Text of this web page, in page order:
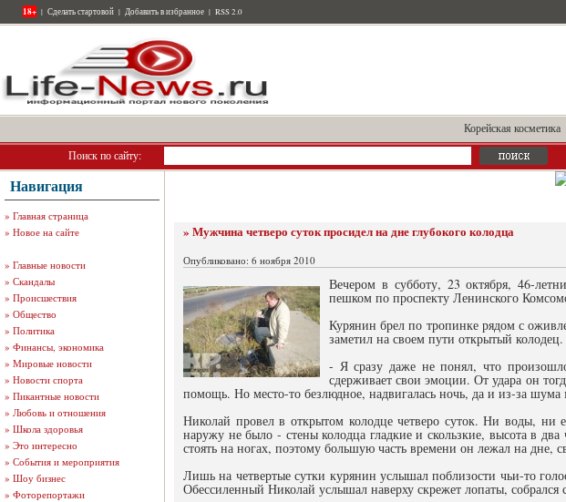
18+ | Сделать стартовой | Добавить в избранное | RSS 2.0
Корейская косметика
Поиск по сайту:
Навигация
» Главная страница
» Новое на сайте
» Главные новости
» Скандалы
» Происшествия
» Общество
» Политика
» Финансы, экономика
» Мировые новости
» Новости спорта
» Пикантные новости
» Любовь и отношения
» Школа здоровья
» Это интересно
» События и мероприятия
» Шоу бизнес
» Фоторепортажи
» Мужчина четверо суток просидел на дне глубокого колодца
Опубликовано: 6 ноября 2010
Вечером в субботу, 23 октября, 46-
пешком по проспекту Ленинского
Курянин брел по тропинке рядом с
заметил на своем пути открытый
- Я сразу даже не понял, что
сдерживает свои эмоции. От удара он
помощь. Но место-то безлюдное, надвигалась ночь, да и из-за
Николай провел в открытом колодце четверо суток. Ни воды,
наружу не было - стены колодца гладкие и скользкие, высота в
стоять на ногах, поэтому большую часть времени он лежал на дне,
Лишь на четвертые сутки курянин услышал поблизости чьи-то
Обессиленный Николай услышал наверху скрежет лопаты, собрался